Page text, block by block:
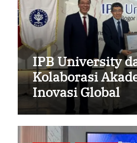
IPB University
Kolaborasi
Inovasi Global